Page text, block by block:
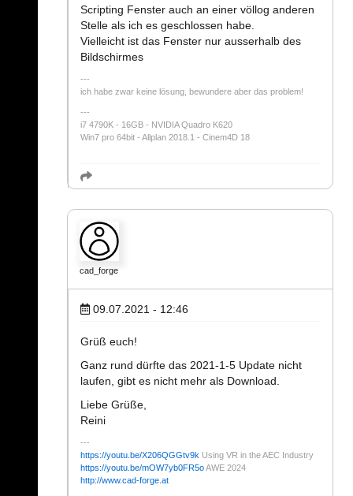
Scripting Fenster auch an einer völlog anderen
Stelle als ich es geschlossen habe.
Vielleicht ist das Fenster nur ausserhalb des
Bildschirmes
ich habe zwar keine lösung, bewundere aber das problem!
---
i7 4790K - 16GB - NVIDIA Quadro K620
Win7 pro 64bit - Allplan 2018.1 - Cinem4D 18
cad_forge
09.07.2021 - 12:46
Grüß euch!
Ganz rund dürfte das 2021-1-5 Update nicht
laufen, gibt es nicht mehr als Download.
Liebe Grüße,
Reini
https://youtu.be/X206QGGtv9k Using VR in the AEC Industry
https://youtu.be/mOW7yb0FR5oAWE 2024
http://www.cad-forge.at